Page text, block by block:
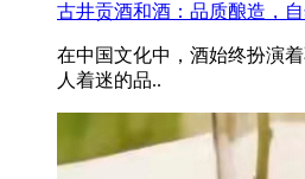
古井贡酒和酒：品质酿造，
在中国文化中，酒始终扮演
人着迷的品..